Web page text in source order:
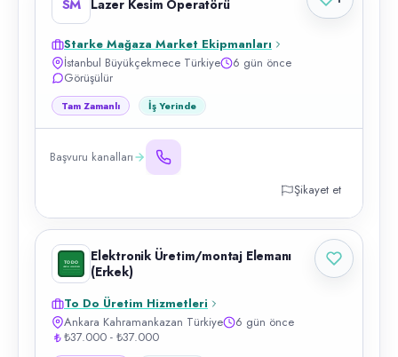
SM Lazer Kesim Operatörü
Starke Mağaza Market Ekipmanları
İstanbul Büyükçekmece Türkiye
6 gün önce
Görüşülür
Tam Zamanlı İş Yerinde
Başvuru kanalları
Şikayet et
Elektronik Üretim/montaj Elemanı
(Erkek)
To Do Üretim Hizmetleri
Ankara Kahramankazan Türkiye
6 gün önce
₺37.000 - ₺37.000